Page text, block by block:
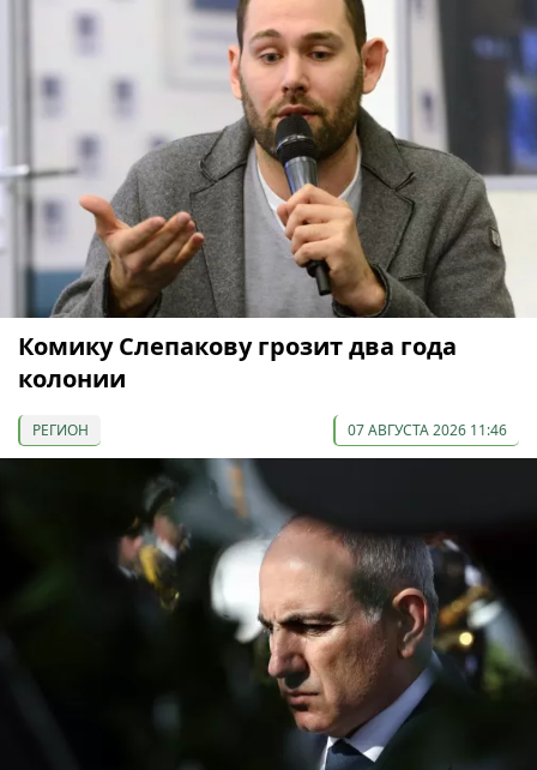
Комику Слепакову грозит два года
колонии
РЕГИОН 07 АВГУСТА 2026 11:46